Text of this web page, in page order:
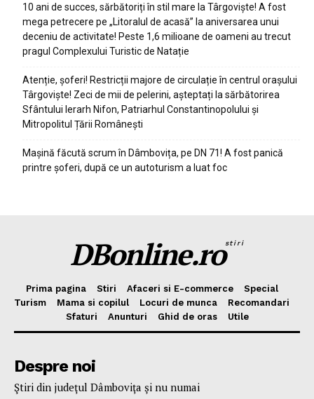
10 ani de succes, sărbătoriți în stil mare la Târgoviște! A fost
mega petrecere pe „Litoralul de acasă” la aniversarea unui
deceniu de activitate! Peste 1,6 milioane de oameni au trecut
pragul Complexului Turistic de Natație
Atenție, șoferi! Restricții majore de circulație în centrul orașului
Târgoviște! Zeci de mii de pelerini, așteptați la sărbătorirea
Sfântului Ierarh Nifon, Patriarhul Constantinopolului și
Mitropolitul Țării Românești
Mașină făcută scrum în Dâmbovița, pe DN 71! A fost panică
printre șoferi, după ce un autoturism a luat foc
DBonline.rostiri
Prima pagina Stiri Afaceri si E-commerce
Special
Turism
Mama si copilul Locuri de munca
Recomandari
Sfaturi
Anunturi Ghid de oras Utile
Despre noi
Ştiri din judeţul Dâmboviţa şi nu numai